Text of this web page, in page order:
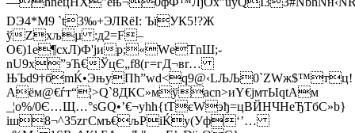
DЭ4*M9 `t3‰+ЭЛRёI: ЪїУК5!?Ж
ўZхљµ :д2=F–
O€)1е¶сxЛ)Ф'јир;«WеТnШ;­
nU9х”эЋ€ЎцЄ„f8(г=гД¬вr…
ЊЪd9†бmЌ•ЭњуПћ”wd<q9@‹LЉЉ0`ZWж$™тц!
Аём­@€ѓт“¦>Q`8ДКC»мўаcn>иY€јмтЫqtAм
_¦о%/0Є…Щ…°sGQ•’€¬yhh{tTєWэђ=цBЙНЧНeЂТбC»b}
іш8¬^З5zгСмъ€љPіЌy(Уф‘’…